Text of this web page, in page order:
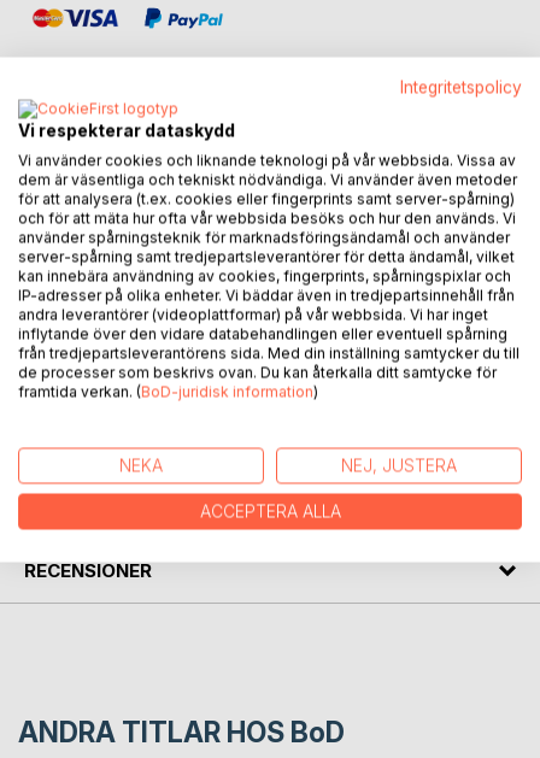
BESKRIVNING
Boken beskriver Livgrenadjärer och torpare som levat och
bott på Lönö Ryttartorp nr 4 mellan åren 1692 och 1946.
Nävekvarns Bruksägare har tidvis under åren som ägare
Lönö var ett rusthåll för kronan och haft skyldigheter och
åtaganden för ryttartorpets standard och funktion som
bostad för soldaten. Ägarna till Nävekvarns Bruk tillika
rusthållare nämns även de i en kortfattad be-skrivning.
FÖRFATTARE
KOMMENTARER I PRESSEN
RECENSIONER
ANDRA TITLAR HOS BoD
Integritetspolicy
Vi respekterar dataskydd
Vi använder cookies och liknande teknologi på vår webbsida. Vissa av
dem är väsentliga och tekniskt nödvändiga. Vi använder även metoder
för att analysera (t.ex. cookies eller fingerprints samt server-spårning)
och för att mäta hur ofta vår webbsida besöks och hur den används. Vi
använder spårningsteknik för marknadsföringsändamål och använder
server-spårning samt tredjepartsleverantörer för detta ändamål, vilket
kan innebära användning av cookies, fingerprints, spårningspixlar och
IP-adresser på olika enheter. Vi bäddar även in tredjepartsinnehåll från
andra leverantörer (videoplattformar) på vår webbsida. Vi har inget
inflytande över den vidare databehandlingen eller eventuell spårning
från tredjepartsleverantörens sida. Med din inställning samtycker du till
de processer som beskrivs ovan. Du kan återkalla ditt samtycke för
framtida verkan. (BoD-juridisk information)
NEKA NEJ, JUSTERA
ACCEPTERA ALLA